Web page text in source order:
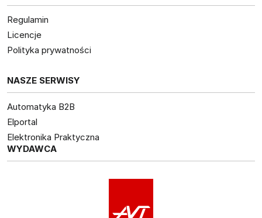
Regulamin
Licencje
Polityka prywatności
NASZE SERWISY
Automatyka B2B
Elportal
Elektronika Praktyczna
WYDAWCA